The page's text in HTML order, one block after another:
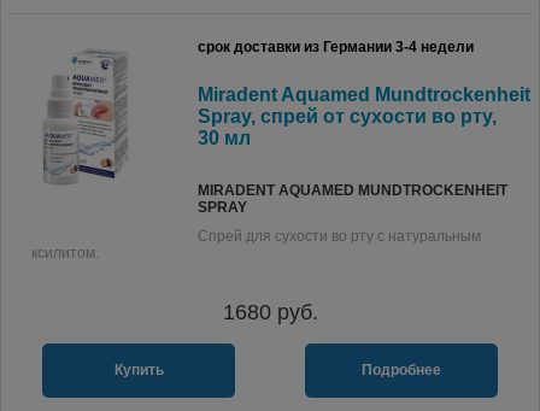
срок доставки из Германии 3-4 недели
Miradent Aquamed Mundtrockenheit
Spray, спрей от сухости во рту,
30 мл
MIRADENT AQUAMED MUNDTROCKENHEIT
SPRAY
Спрей для сухости во рту с натуральным
ксилитом.
1680руб.
Купить Подробнее